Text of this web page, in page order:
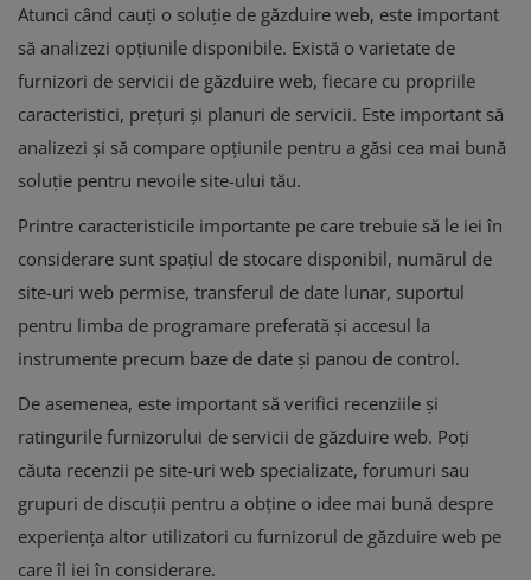
Atunci când cauți o soluție de găzduire web, este important
să analizezi opțiunile disponibile. Există o varietate de
furnizori de servicii de găzduire web, fiecare cu propriile
caracteristici, prețuri și planuri de servicii. Este important să
analizezi și să compare opțiunile pentru a găsi cea mai bună
soluție pentru nevoile site-ului tău.
Printre caracteristicile importante pe care trebuie să le iei în
considerare sunt spațiul de stocare disponibil, numărul de
site-uri web permise, transferul de date lunar, suportul
pentru limba de programare preferată și accesul la
instrumente precum baze de date și panou de control.
De asemenea, este important să verifici recenziile și
ratingurile furnizorului de servicii de găzduire web. Poți
căuta recenzii pe site-uri web specializate, forumuri sau
grupuri de discuții pentru a obține o idee mai bună despre
experiența altor utilizatori cu furnizorul de găzduire web pe
care îl iei în considerare.